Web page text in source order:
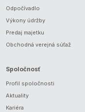
Odpočívadlo
Výkony údržby
Predaj majetku
Obchodná verejná súťaž
Spoločnosť
Profil spoločnosti
Aktuality
Kariéra